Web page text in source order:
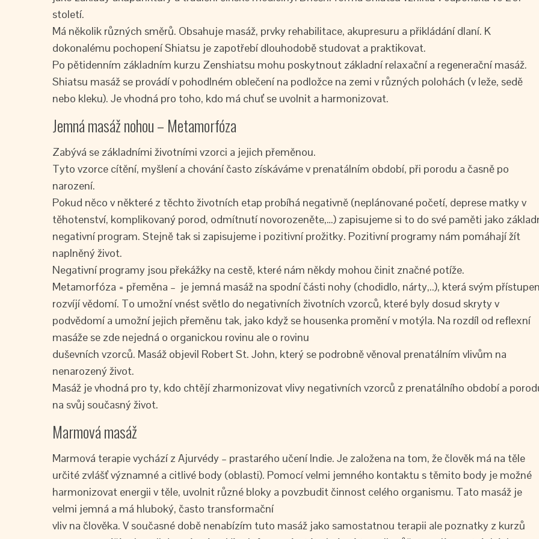
století.
Má několik různých směrů. Obsahuje masáž, prvky rehabilitace, akupresuru a přikládání dlaní. K
dokonalému pochopení Shiatsu je zapotřebí dlouhodobě studovat a praktikovat.
Po pětidenním základním kurzu Zenshiatsu mohu poskytnout základní relaxační a regenerační masáž.
Shiatsu masáž se provádí v pohodlném oblečení na podložce na zemi v různých polohách (v leže, sedě
nebo kleku). Je vhodná pro toho, kdo má chuť se uvolnit a harmonizovat.
Jemná masáž nohou – Metamorfóza
Zabývá se základními životními vzorci a jejich přeměnou.
Tyto vzorce cítění, myšlení a chování často získáváme v prenatálním období, při porodu a časně po
narození.
Pokud něco v některé z těchto životních etap probíhá negativně (neplánované početí, deprese matky v
těhotenství, komplikovaný porod, odmítnutí novorozeněte,…) zapisujeme si to do své paměti jako
negativní program. Stejně tak si zapisujeme i pozitivní prožitky. Pozitivní programy nám pomáhají žít
naplněný život.
Negativní programy jsou překážky na cestě, které nám někdy mohou činit značné potíže.
Metamorfóza = přeměna – je jemná masáž na spodní části nohy (chodidlo, nárty,..), která svým
rozvíjí vědomí. To umožní vnést světlo do negativních životních vzorců, které byly dosud skryty v
podvědomí a umožní jejich přeměnu tak, jako když se housenka promění v motýla. Na rozdíl od reflexní
masáže se zde nejedná o organickou rovinu ale o rovinu
duševních vzorců. Masáž objevil Robert St. John, který se podrobně věnoval prenatálním vlivům na
nenarozený život.
Masáž je vhodná pro ty, kdo chtějí zharmonizovat vlivy negativních vzorců z prenatálního období a
na svůj současný život.
Marmová masáž
Marmová terapie vychází z Ajurvédy – prastarého učení Indie. Je založena na tom, že člověk má na těle
určité zvlášť významné a citlivé body (oblasti). Pomocí velmi jemného kontaktu s těmito body je možné
harmonizovat energii v těle, uvolnit různé bloky a povzbudit činnost celého organismu. Tato masáž je
velmi jemná a má hluboký, často transformační
vliv na člověka. V současné době nenabízím tuto masáž jako samostatnou terapii ale poznatky z kurzů